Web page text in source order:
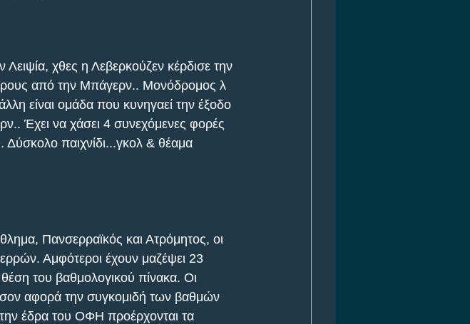
χθες η Λεβερκούζεν κέρδισε την
από την Μπάγερν.. Μονόδρομος λ
είναι ομάδα που κυνηγαεί την έξοδο
Έχει να χάσει 4 συνεχόμενες φορές
παιχνίδι...γκολ & θέαμα
Πανσερραϊκός και Ατρόμητος, οι
Αμφότεροι έχουν μαζέψει 23
του βαθμολογικού πίνακα. Οι
όσον αφορά την συγκομιδή των βαθμών
έδρα του ΟΦΗ προέρχονται τα